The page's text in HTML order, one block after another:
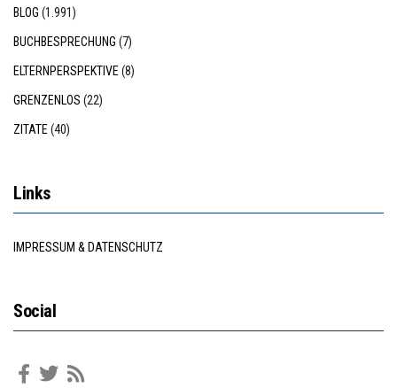
BLOG (1.991)
BUCHBESPRECHUNG (7)
ELTERNPERSPEKTIVE(8)
GRENZENLOS (22)
ZITATE(40)
Links
IMPRESSUM & DATENSCHUTZ
Social